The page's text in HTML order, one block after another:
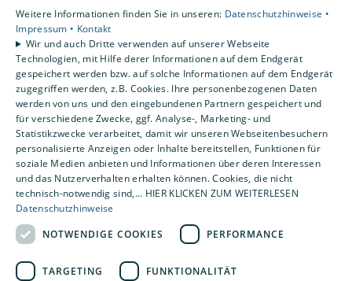
Kundendienst
Karriere
Unternehmen
Kontakt
Weitere Informationen finden Sie in unseren: Datenschutzhinweise •
Impressum • Kontakt
Wir und auch Dritte verwenden auf unserer Webseite
Technologien, mit Hilfe derer Informationen auf dem Endgerät
gespeichert werden bzw. auf solche Informationen auf dem Endgerät
zugegriffen werden, z.B. Cookies. Ihre personenbezogenen Daten
werden von uns und den eingebundenen Partnern gespeichert und
für verschiedene Zwecke, ggf. Analyse-, Marketing- und
Statistikzwecke verarbeitet, damit wir unseren Webseitenbesuchern
personalisierte Anzeigen oder Inhalte bereitstellen, Funktionen für
soziale Medien anbieten und Informationen über deren Interessen
und das Nutzerverhalten erhalten können. Cookies, die nicht
technisch-notwendig sind,... HIER KLICKEN ZUM WEITERLESEN
Datenschutzhinweise
NOTWENDIGE COOKIES
PERFORMANCE
TARGETING FUNKTIONALITÄT